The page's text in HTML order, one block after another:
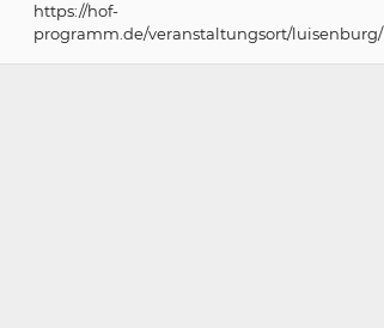
https://hof-
programm.de/veranstaltungsort/luisenburg/